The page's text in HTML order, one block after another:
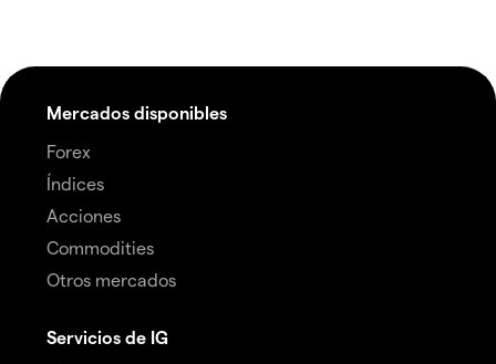
Mercados disponibles
Forex
Índices
Acciones
Commodities
Otros mercados
Servicios de IG